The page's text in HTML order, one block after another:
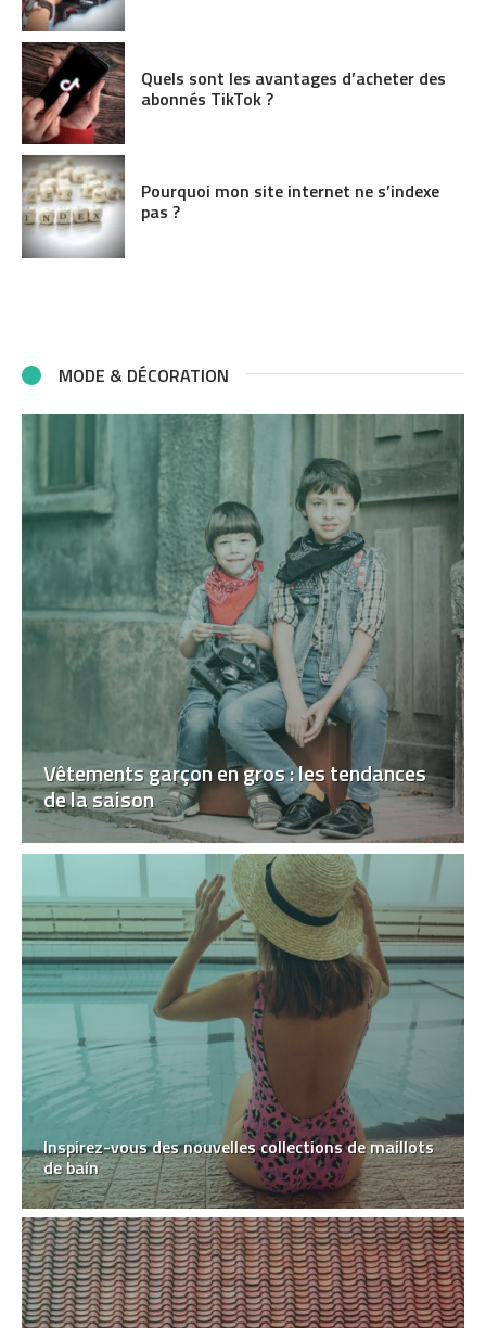
Quels sont les avantages d’acheter des
abonnés TikTok ?
Pourquoi mon site internet ne s’indexe
pas ?
MODE & DÉCORATION
Vêtements garçon en gros : les tendances
de la saison
Inspirez-vous des nouvelles collections de maillots
de bain